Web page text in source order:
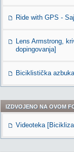
Ride with GPS -
Lens Armstrong,
dopingovanja]
Biciklistička azbuka
IZDVOJENO NA OVOM
Videoteka